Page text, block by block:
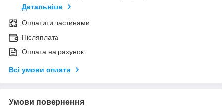
Детальніше
Оплатити частинами
Післяплата
Оплата на рахунок
Всі умови оплати
Умови повернення